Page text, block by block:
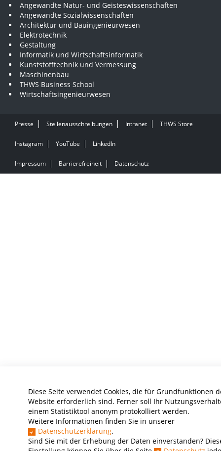
Diese Seite verwendet Cookies, die für Grundfunktionen
Website erforderlich sind. Ferner soll Ihr
einem Statistiktool anonym protokolliert werden.
Weitere Informationen finden Sie in unserer
Datenschutzerklärung.
Sind Sie mit der Erhebung der Daten einverstanden?
Angewandte Natur- und Geisteswissenschaften
Angewandte Sozialwissenschaften
Architektur und Bauingenieurwesen
Elektrotechnik
Gestaltung
Informatik und Wirtschaftsinformatik
Kunststofftechnik und Vermessung
Maschinenbau
THWS Business School
Wirtschaftsingenieurwesen
Presse Stellenausschreibungen Intranet THWS Store
Instagram YouTube LinkedIn
Impressum Barrierefreiheit Datenschutz